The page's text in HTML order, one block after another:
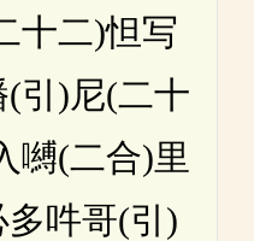
十二)怛写
引)尼(二十
嚩(二合)里
吽哥(引)